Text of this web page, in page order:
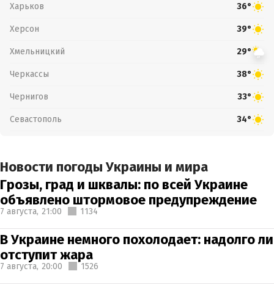
Харьков 36°
Херсон 39°
Хмельницкий 29°
Черкассы 38°
Чернигов 33°
Севастополь 34°
Новости погоды Украины и мира
Грозы, град и шквалы: по всей Украине
объявлено штормовое предупреждение
7 августа, 21:00 1134
В Украине немного похолодает: надолго ли
отступит жара
7 августа, 20:00 1526